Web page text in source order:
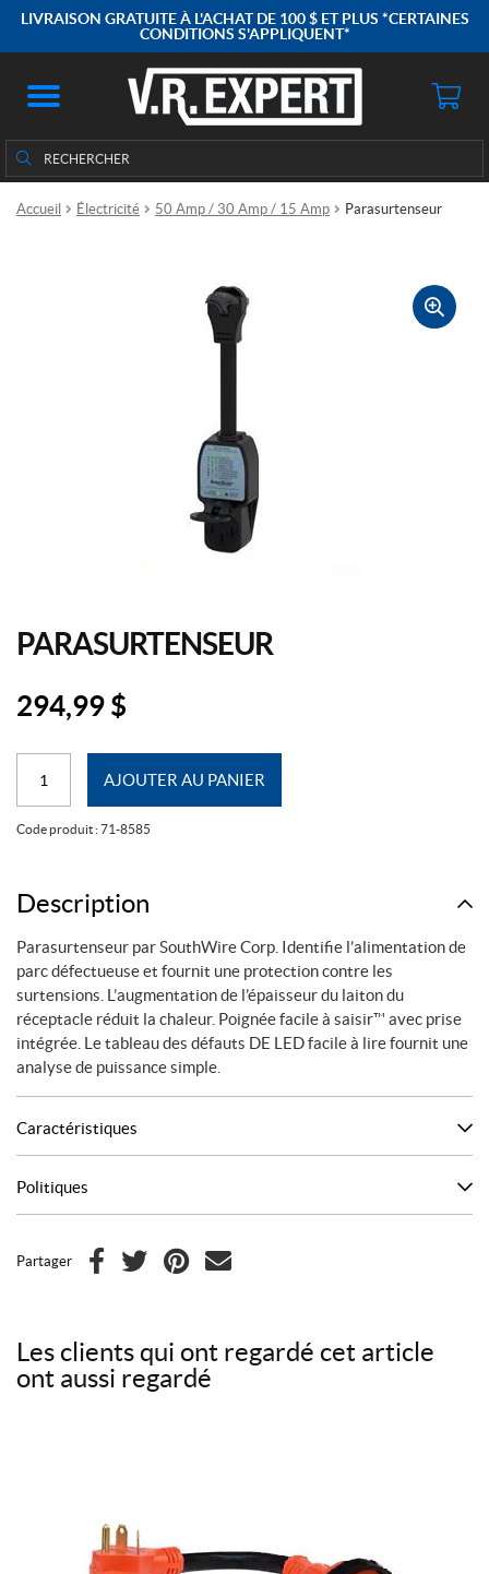
LIVRAISON GRATUITE À L'ACHAT DE 100 $ ET PLUS *CERTAINES
CONDITIONS S'APPLIQUENT*
Rechercher :
Rechercher
Accueil Électricité 50 Amp / 30 Amp / 15 Amp Parasurtenseur
PARASURTENSEUR
294,99 $
AJOUTER AU PANIER
Code produit :71-8585
Description
Parasurtenseur par SouthWire Corp. Identifie l’alimentation de
parc défectueuse et fournit une protection contre les
surtensions. L’augmentation de l’épaisseur du laiton du
réceptacle réduit la chaleur. Poignée facile à saisir™ avec prise
intégrée. Le tableau des défauts DE LED facile à lire fournit une
analyse de puissance simple.
Caractéristiques
Politiques
Partager
F
e
b
T
t
t
P
t
e
C
r
r
Les clients qui ont regardé cet article
ont aussi regardé